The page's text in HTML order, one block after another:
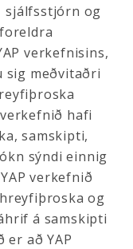
sjálfsstjórn og
verkefnisins,
sig meðvitaðri
hafi
samskipti,
sýndi einnig
verkefnið
og
á samskipti
að YAP